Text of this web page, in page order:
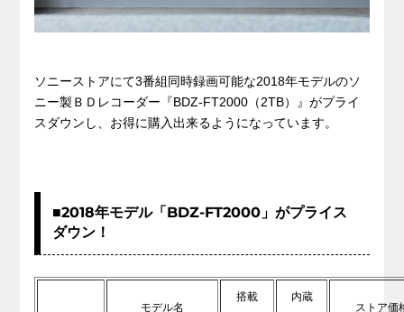
ソニーストアにて3番組同時録画可能な2018年モデルのソ
ニー製ＢＤレコーダー『BDZ-FT2000（2TB）』がプライ
スダウンし、お得に購入出来るようになっています。
■2018年モデル「BDZ-FT2000」がプライス
ダウン！
モデル名
搭載
内蔵
ストア価